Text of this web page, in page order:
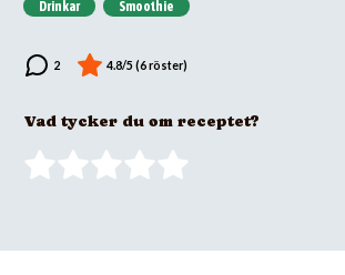
Drinkar Smoothie
Vad tycker du om receptet?